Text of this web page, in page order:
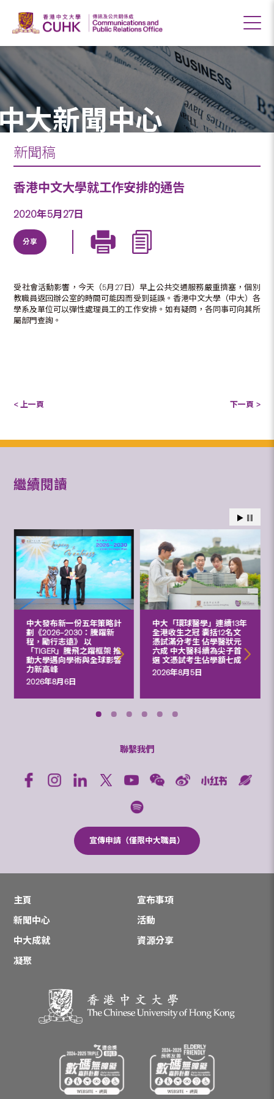
大新聞中心
新聞稿
香港中文大學就工作安排的通告
2020年5月27日
分享
受社會活動影響，今天（5月27日）早上公共交通服務嚴重擠塞，個別
教職員返回辦公室的時間可能因而受到延誤。香港中文大學（中大）各
學系及單位可以彈性處理員工的工作安排。如有疑問，各同事可向其所
屬部門查詢。
< 上一頁 下一頁 >
繼續閱讀
中大發布新一份五年策略計
劃《2026‒2030：騰躍新
程，勵行志遠》 以
「TIGER」騰飛之躍框架 推
動大學邁向學術與全球影響
力新高峰
2026年8月6日
中大「環球醫學」連續13年
全港收生之冠 囊括12名文
憑試滿分考生 佔學醫狀元
六成 中大醫科續為尖子首
選 文憑試考生佔學額七成
2026年8月5日
聯繫我們
宣傳申請（僅限中大職員）
主頁
宣布事項
新聞中心
活動
中大成就
資源分享
凝聚